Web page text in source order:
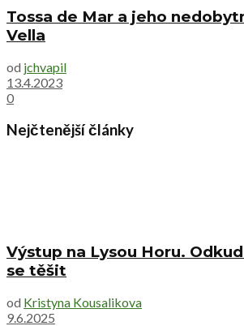
Tossa de Mar a jeho
Vella
od jchvapil
13.4.2023
0
Nejčtenější články
Výstup na Lysou Horu.
se těšit
od Kristyna Kousalikova
9.6.2025